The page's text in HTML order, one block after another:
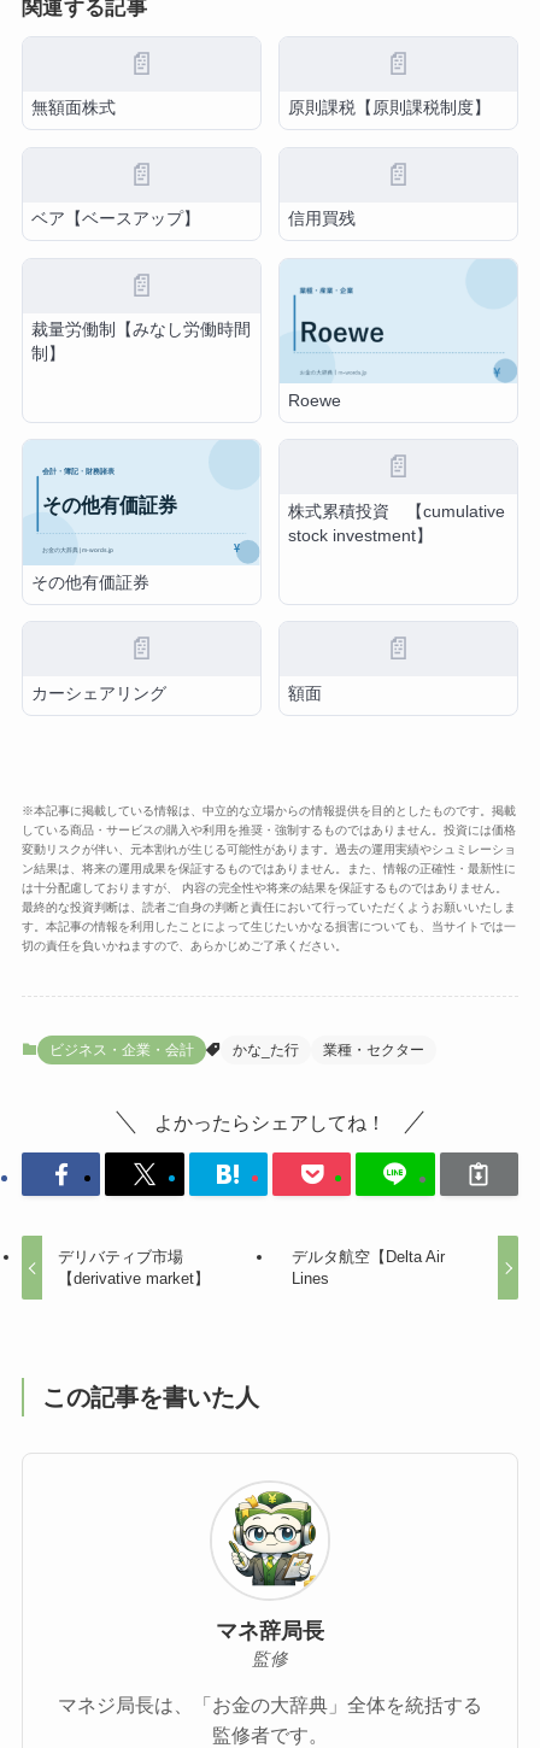
関連する記事
📄
無額面株式
📄
原則課税【原則課税制度】
📄
ベア【ベースアップ】
📄
信用買残
📄
裁量労働制【みなし労働時間
制】
Roewe
その他有価証券
📄
株式累積投資 【cumulative
stock investment】
📄
カーシェアリング
📄
額面
※本記事に掲載している情報は、中立的な立場からの情報提供を目的としたものです。掲載
している商品・サービスの購入や利用を推奨・強制するものではありません。投資には価格
変動リスクが伴い、元本割れが生じる可能性があります。過去の運用実績やシュミレーショ
ン結果は、将来の運用成果を保証するものではありません。また、情報の正確性・最新性に
は十分配慮しておりますが、 内容の完全性や将来の結果を保証するものではありません。
最終的な投資判断は、読者ご自身の判断と責任において行っていただくようお願いいたしま
す。本記事の情報を利用したことによって生じたいかなる損害についても、当サイトでは一
切の責任を負いかねますので、あらかじめご了承ください。
ビジネス・企業・会計 かな_た行 業種・セクター
よかったらシェアしてね！
デリバティブ市場
【derivative market】
デルタ航空【Delta Air
Lines
この記事を書いた人
マネ辞局長
監修
マネジ局長は、「お金の大辞典」全体を統括する
監修者です。